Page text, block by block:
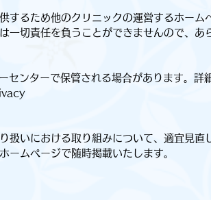
するため他のクリニックの運営するホーム
一切責任を負うことができませんので、あ
ンターで保管される場合があります。詳
扱いにおける取り組みについて、適宜見直
ームページで随時掲載いたします。